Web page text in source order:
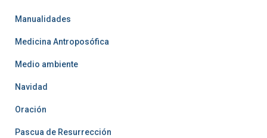
Manualidades
Medicina Antroposófica
Medio ambiente
Navidad
Oración
Pascua de Resurrección